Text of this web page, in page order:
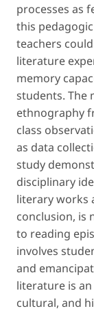
processes as
this
teachers
literature
memory
students. The
ethnography
class
as data
study
disciplinary
literary works
conclusion, is
to reading
involves
and
literature is
cultural, and